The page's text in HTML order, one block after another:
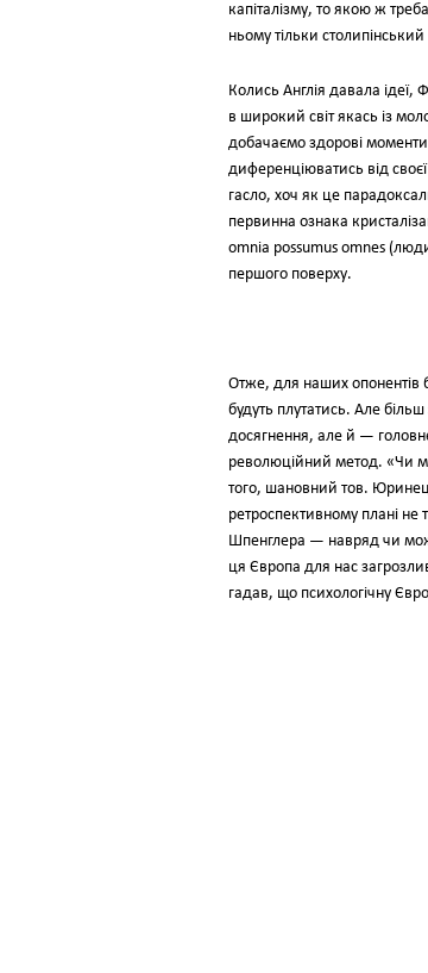
капіталізму, то якою ж
ньому тільки столипінський
Колись Англія давала ідеї,
в широкий світ якась із
добачаємо здорові
диференціюватись від
гасло, хоч як це
первинна ознака
omnia possumus omnes
першого поверху.
Отже, для наших опонентів
будуть плутатись. Але
досягнення, але й —
революційний метод. «Чи
того, шановний тов.
ретроспективному плані
Шпенглера — навряд чи
ця Європа для нас
гадав, що психологічну